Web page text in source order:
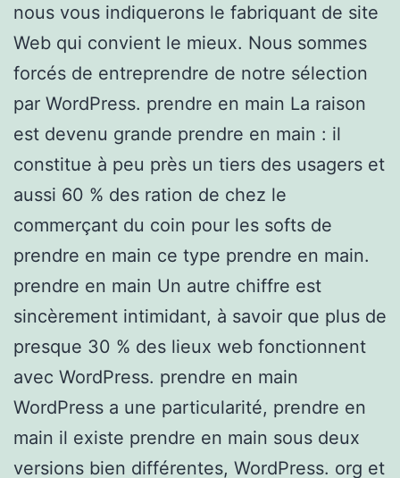
nous vous indiquerons le fabriquant de site
Web qui convient le mieux. Nous sommes
forcés de entreprendre de notre sélection
par WordPress. prendre en main La raison
est devenu grande prendre en main : il
constitue à peu près un tiers des usagers et
aussi 60 % des ration de chez le
commerçant du coin pour les softs de
prendre en main ce type prendre en main.
prendre en main Un autre chiffre est
sincèrement intimidant, à savoir que plus de
presque 30 % des lieux web fonctionnent
avec WordPress. prendre en main
WordPress a une particularité, prendre en
main il existe prendre en main sous deux
versions bien différentes, WordPress. org et